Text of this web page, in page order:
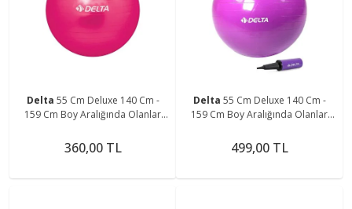
Delta 55 Cm Deluxe 140 Cm -
159 Cm Boy Aralığında Olanlar
(POMPA YOK)
360,00 TL
Delta 55 Cm Deluxe 140 Cm -
159 Cm Boy Aralığında Olanlar
Pompa Seti
499,00 TL